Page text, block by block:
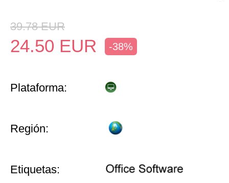
39.78 EUR
24.50 EUR -38%
Plataforma:
Región:
Etiquetas: